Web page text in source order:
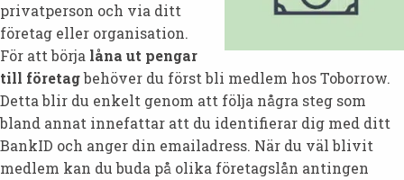
privatperson och via ditt
företag eller organisation.
För att börja låna ut pengar
till företagbehöver du först bli medlem hos Toborrow.
Detta blir du enkelt genom att följa några steg som
bland annat innefattar att du identifierar dig med ditt
BankID och anger din emailadress. När du väl blivit
medlem kan du buda på olika företagslån antingen